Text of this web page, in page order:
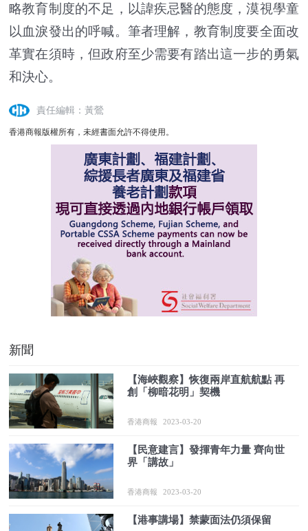
略教育制度的不足，以諱疾忌醫的態度，漠視學童
以血淚發出的呼喊。筆者理解，教育制度要全面改
革實在須時，但政府至少需要有踏出這一步的勇氣
和決心。
責任編輯：黃鶯
香港商報版權所有，未經書面允許不得使用。
新聞
【海峽觀察】恢復兩岸直航航點 再
創「柳暗花明」契機
香港商報 2023-03-20
【民意建言】發揮青年力量 齊向世
界「講故」
香港商報 2023-03-20
【港事講場】禁蒙面法仍須保留